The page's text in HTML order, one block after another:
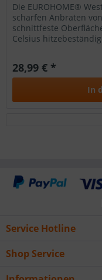
Die EUROHOME®
scharfen Anbraten
schnittfeste
Celsius
28,99 € *
In
Service Hotline
Shop Service